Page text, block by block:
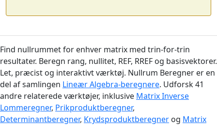
Find nullrummet for enhver matrix med trin-for-trin
resultater. Beregn rang, nullitet, REF, RREF og basisvektorer.
Let, præcist og interaktivt værktøj. Nullrum Beregner er en
del af samlingen Lineær Algebra-beregnere. Udforsk 41
andre relaterede værktøjer, inklusive Matrix Inverse
Lommeregner, Prikproduktberegner,
Determinantberegner, Krydsproduktberegner og Matrix